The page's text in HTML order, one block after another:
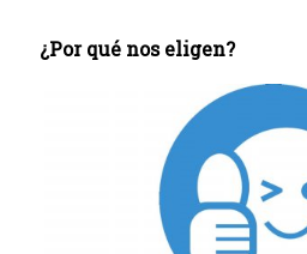
¿Por qué nos eligen?